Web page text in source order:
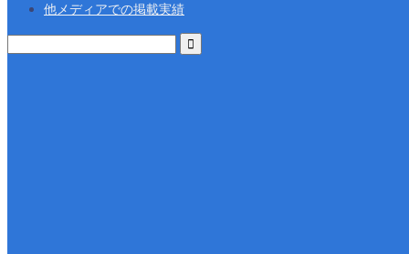
他メディアでの掲載実績